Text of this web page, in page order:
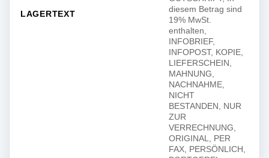
LAGERTEXT
diesem Betrag sind
19% MwSt.
enthalten,
INFOBRIEF,
INFOPOST, KOPIE,
LIEFERSCHEIN,
MAHNUNG,
NACHNAHME,
NICHT
BESTANDEN, NUR
ZUR
VERRECHNUNG,
ORIGINAL, PER
FAX, PERSÖNLICH,